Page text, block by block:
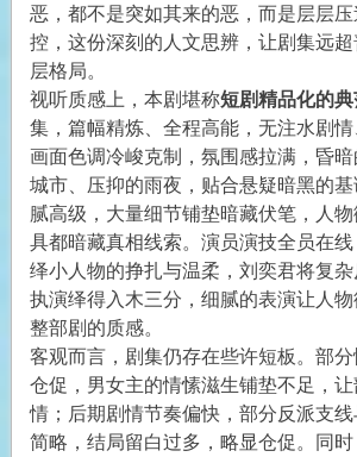
恶，都不是突如其来的恶，而是层层
控，这份深刻的人文思辨，让剧集远
层格局。
视听质感上，本剧堪称短剧精品化的典
集，篇幅精炼、全程高能，无注水剧情
画面色调冷峻克制，氛围感拉满，昏
城市、压抑的雨夜，贴合悬疑暗黑的
腻高级，大量细节铺垫暗藏伏笔，人
具都暗藏真相线索。演员演技全员在
绎小人物的挣扎与温柔，刘奕君将复
执演绎得入木三分，细腻的表演让人
整部剧的质感。
客观而言，剧集仍存在些许短板。部
仓促，男女主的情愫滋生铺垫不足，
情；后期剧情节奏偏快，部分反派支
简略，结局留白过多，略显仓促。同